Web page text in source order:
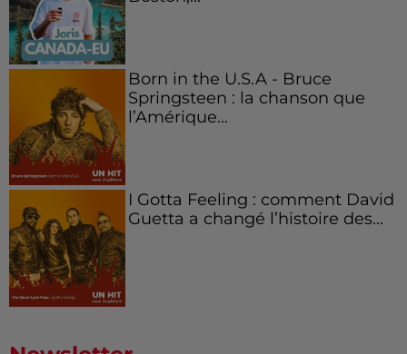
Born in the U.S.A - Bruce
Springsteen : la chanson que
l’Amérique...
I Gotta Feeling : comment David
Guetta a changé l’histoire des...